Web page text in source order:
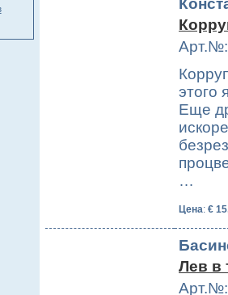
этого
Еще
…
Цена: €
Лев в